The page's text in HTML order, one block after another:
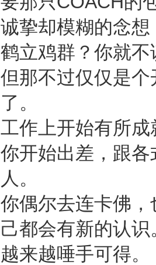
诚挚却模糊的念
鹤立鸡群？你就
但那不过仅仅是
了。
工作上开始有所
你开始出差，跟
人。
你偶尔去连卡佛
己都会有新的认
越来越唾手可得。